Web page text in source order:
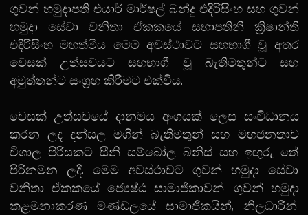
ගුවන් හමුදාපති එයාර් මාර්ෂල් බන්දු එදිරිසිංහ සහ ගුවන්
හමුදා සේවා වනිතා ඒකකයේ සභාපතිනි ක්‍රිෂාන්ති
එදිරිසිංහ මහත්මිය මෙම අවස්ථාවට සහභාගී වූ අතර
වෙසක් උත්සවයට සහභාගී වූ බැතිමතුන්ට සහ
අමුත්තන්ට සංග්‍රහ කිරීමට එක්විය.
වෙසක් උත්සවයේ දානමය අංගයක් ලෙස සංවිධානය
කරන ලද දන්සල මගින් බැතිමතුන් සහ මහජනතාව
විශාල පිරිසකට සීනි සම්බෝල බනිස් සහ ඉඟුරු තේ
පිරිනමන ලදී. මෙම අවස්ථාවට ගුවන් හමුදා සේවා
වනිතා ඒකකයේ ජ්‍යෙෂ්ඨ සාමාජිකාවන්, ගුවන් හමුදා
කළමනාකරණ මණ්ඩලයේ සාමාජිකයින්, නිලධාරීන්,